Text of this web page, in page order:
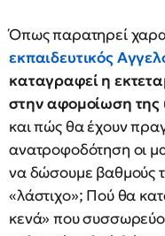
Όπως παρατηρεί
εκπαιδευτικός
καταγραφεί η
στην αφομοίωση της
και πώς θα έχουν
ανατροφοδότηση οι
να δώσουμε βαθμούς
«λάστιχο»; Πού θα
κενά» που